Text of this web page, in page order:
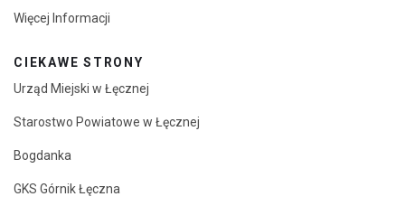
Więcej Informacji
CIEKAWE STRONY
Urząd Miejski w Łęcznej
Starostwo Powiatowe w Łęcznej
Bogdanka
GKS Górnik Łęczna